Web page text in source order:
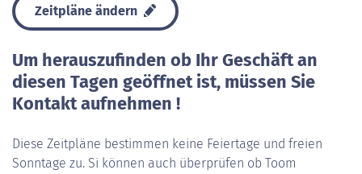
Zeitpläne ändern
Um herauszufinden ob Ihr Geschäft an
diesen Tagen geöffnet ist, müssen Sie
Kontakt aufnehmen !
Diese Zeitpläne bestimmen keine Feiertage und freien
Sonntage zu. Si können auch überprüfen ob Toom